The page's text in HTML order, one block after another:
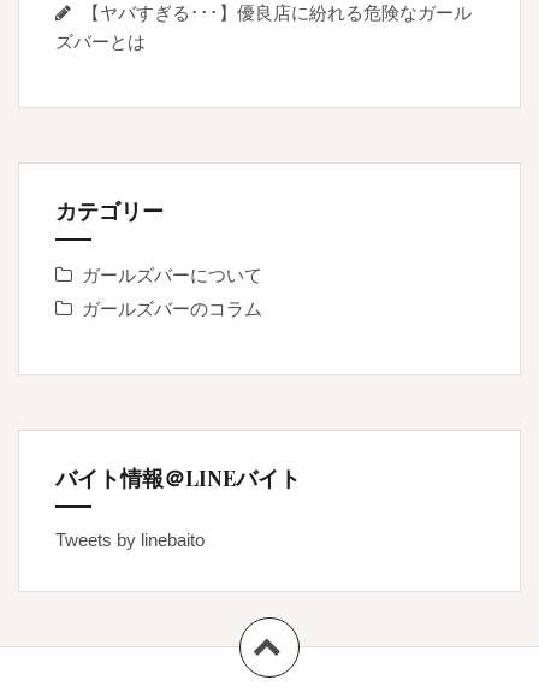
【ヤバすぎる･･･】優良店に紛れる危険なガール
ズバーとは
カテゴリー
ガールズバーについて
ガールズバーのコラム
バイト情報＠LINEバイト
Tweets by linebaito